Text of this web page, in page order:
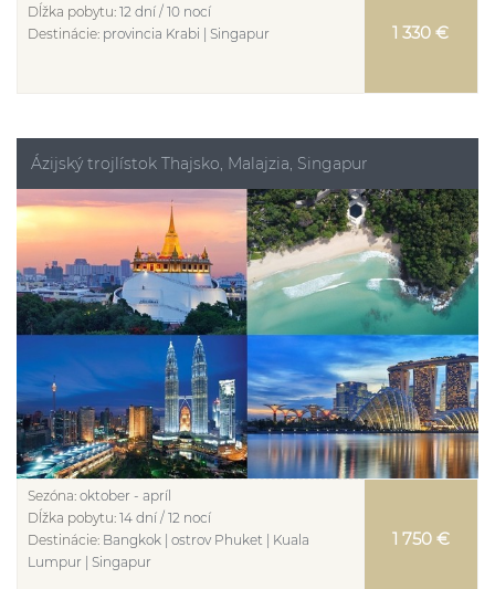
Dĺžka pobytu: 12 dní / 10 nocí
Destinácie: provincia Krabi | Singapur 1 330 €
Ázijský trojlístok Thajsko, Malajzia, Singapur
Sezóna: oktober - apríl
Dĺžka pobytu: 14 dní / 12 nocí
Destinácie: Bangkok | ostrov Phuket | Kuala
Lumpur | Singapur
1 750 €